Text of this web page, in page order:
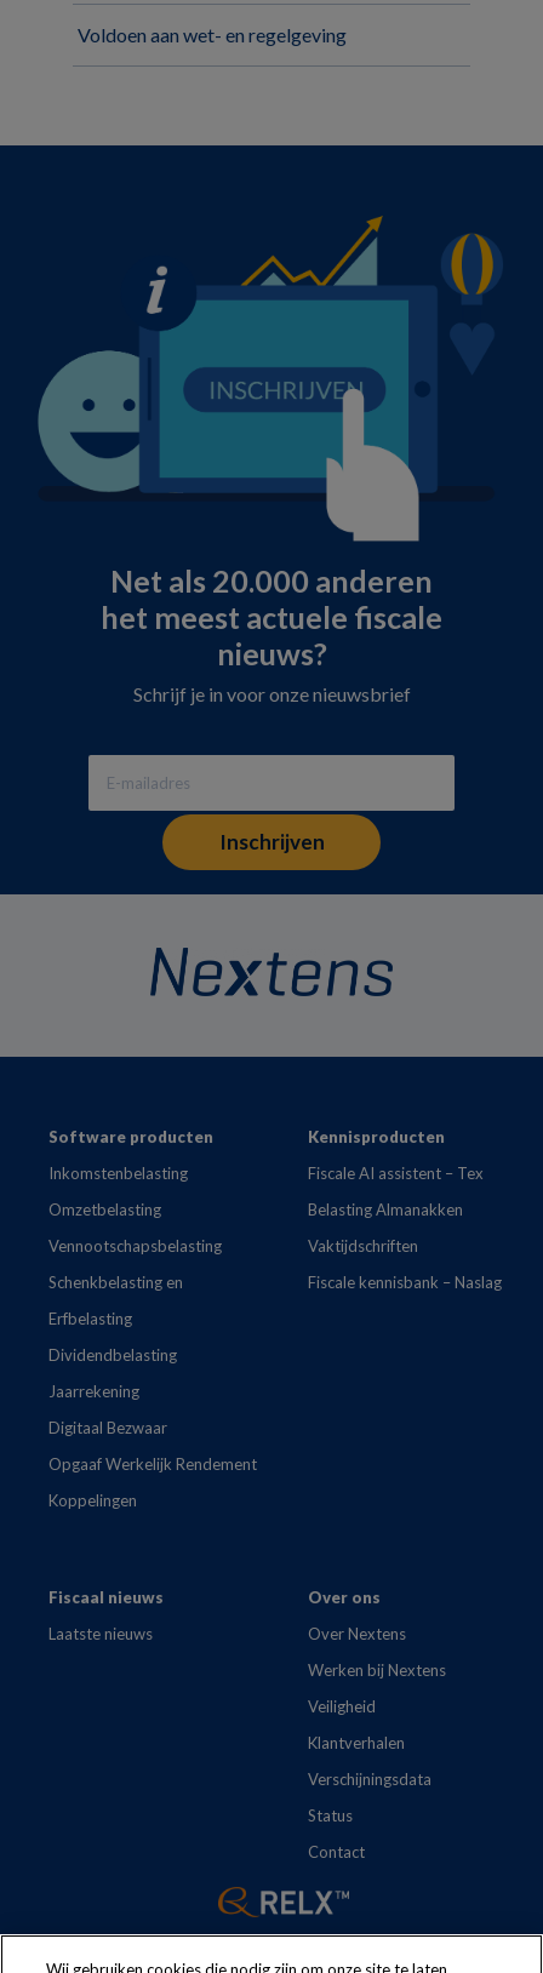
Voldoen aan wet- en regelgeving
Net als 20.000 anderen
het meest actuele fiscale
nieuws?
Schrijf je in voor onze nieuwsbrief
FooterSoftware producten
Inkomstenbelasting
Omzetbelasting
Vennootschapsbelasting
Schenkbelasting en
Erfbelasting
Dividendbelasting
Jaarrekening
Digitaal Bezwaar
Opgaaf Werkelijk Rendement
Koppelingen
Kennisproducten
Fiscale AI assistent – Tex
Belasting Almanakken
Vaktijdschriften
Fiscale kennisbank – Naslag
Fiscaal nieuws
Laatste nieuws
Over ons
Over Nextens
Werken bij Nextens
Veiligheid
Klantverhalen
Verschijningsdata
Status
Contact